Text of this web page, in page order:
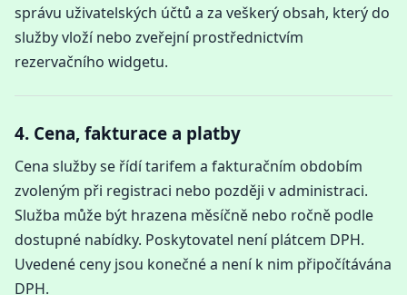
správu uživatelských účtů a za veškerý obsah, který do
služby vloží nebo zveřejní prostřednictvím
rezervačního widgetu.
4. Cena, fakturace a platby
Cena služby se řídí tarifem a fakturačním obdobím
zvoleným při registraci nebo později v administraci.
Služba může být hrazena měsíčně nebo ročně podle
dostupné nabídky. Poskytovatel není plátcem DPH.
Uvedené ceny jsou konečné a není k nim připočítávána
DPH.